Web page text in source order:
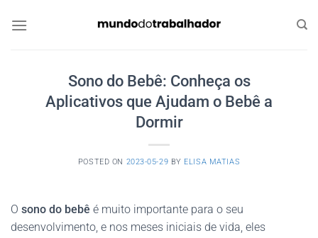
Sono do Bebê: Conheça os
Aplicativos que Ajudam o Bebê a
Dormir
POSTED ON 2023-05-29 BY ELISA MATIAS
O sono do bebê é muito importante para o seu
desenvolvimento, e nos meses iniciais de vida, eles